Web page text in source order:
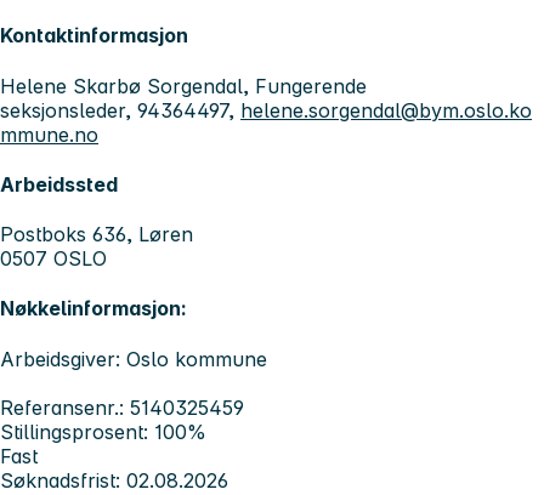
Kontaktinformasjon
Helene Skarbø Sorgendal, Fungerende
seksjonsleder, 94364497, helene.sorgendal@bym.oslo.ko
mmune.no
Arbeidssted
Postboks 636, Løren
0507 OSLO
Nøkkelinformasjon:
Arbeidsgiver: Oslo kommune
Referansenr.: 5140325459
Stillingsprosent: 100%
Fast
Søknadsfrist: 02.08.2026